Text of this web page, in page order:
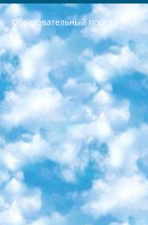
Образовательный портал
РЕСПУБЛИКА УЗБЕКИСТАН МИНИСТРЕРСТВО ДОШКОЛЬНОГО И ШКОЛЬНОГО ОБРАЗОВАНИЯ КОМАНДА в общеобразовательных учреждениях в 2023-2024 учебном году организация и проведение итоговой государственной аттестации обучающихся о Министра дошкольного и школьного образования Республики Узбекистан от 4 марта 2008 года (постановлением Минюста от 20 марта 2008 года № 1778 государственной регистрации) «Итоговое состояние учащихся общего среднего образования на основании положения об утверждении положения об аттестации общего среднего образования выпускной экзамен студентов в образовательных учреждениях в 2023-2024 учебном году В целях организации и прохождения аттестации приказываю: 1. Следующее: перечень предметов, по которым будет проводиться итоговая государственная аттестация и экзамен формы перевода согласно приложению 1; сертификаты международного образца, оценивающие уровень владения иностранными языками перечень согласно приложению 2; 2. Педагогический при специализированных образовательных учреждениях. научно-практический центр квалификации и международной оценки (Д.Давидова) 2024 г. До 25 марта: задания по предметам, по которым будет проводиться итоговая аттестация разработка и утверждение технических условий; итоговая аттестация на основании разработанного предметного задания разработка вопросов по предметам (устно и письменно), экзамен передача; общеобразовательные средние школы и специальные учебные заведения учащиеся выпускных классов школ и интернатов в агентской системе подготовка базы данных экзаменационных материалов и критериев оценки; перевод базы экзаменационных материалов на все языки обучения подать в Республиканский образовательный центр для изготовления; варианты экзаменов на основе разработанных контрольных материалов пусть будут поставлены задачи формирования. 3. Республиканский образовательный центр (Ш.Худайкулов) до 5 апреля 2024 года. до: база данных предоставленных экзаменационных материалов на все языки обучения перевод и экспертиза; для слепых, слабовидящих, глухих, слабослышащих и умственно отсталых детей учащиеся выпускных классов специализированных школ и школ-интернатов база данных экзаменационных материалов на всех преподаваемых языках подготовка критериев оценки; специализированные школы для умственно отсталых детей и технологии для учащихся выпускных классов школ-интернатов разработка соответствующих рекомендаций и критериев проведения ЕГЭ по естествознанию давать задания. 4. Педагогический при специализированных образовательных учреждениях. Научно-практический центр навыков и международной оценки (Д.Давидова), Республика образовательный центр (Худайкулов Ш.) итоговый государственный аттестационный экзамен ориентирован на творческое и логическое мышление при подготовке базы материалов учитывать введение заданий. 5. Следует отметить, что: сертификат государственного образца о знании общеобразовательного предмета и как минимум национальный уровень B1 по предметам на иностранных языках, указанным в Приложении 2. или международно признанный сертификат эквивалентного уровня студенты, изучающие определенный предмет, освобождаются от экзамена; по соответствующим предметам запланирована итоговая государственная аттестация за день до дня, путем жеребьевки Рабочей группой (в письменной форме по предметам, проводимым в форме) из числа сформированных вариантов выбрано 2 варианта; 2 выбранных варианта экзамена анонсированы на официальном сайте министерства и все выпускники по всей стране на основе этих вариантов проводит итоговую государственную аттестацию. 6. Государственное образование учащихся средних общеобразовательных учреждений. знания в соответствии с квалификационными требованиями, которые необходимо приобрести на основании стандартов итоговый (выпускной) контроль для 9 и 11 классов в целях тестирования Экзамены (далее – экзамены) состоят из предметов, перечисленных в приложении 1. будет сделано. 7. Экзамены пройдут с 26 мая по 15 июня 2024 г. (кроме науки физического воспитания). 8. Физическая для учащихся 9 классов общесредних образовательных учреждений. Экзамены по предмету «Образование, квалификация медицина» 1-6 мая 2024 года. сотрудники перевести под присмотр (с отклонениями в физическом или умственном развитии) специализированная школа для детей, школы-интернаты и со сколиозом школы-интернаты санаторного типа для больных детей исключены). 9. Он был слепым, слабовидящим и имел нарушения опорно-двигательного аппарата. экзамены в специализированных школах и интернатах для детей должны проводиться исходя из требований, предъявляемых к общеобразовательным учреждениям (физкультура кроме науки). 10. Специализированная школа для глухих и слабослышащих детей. и экзамены в интернатах и быть реализован в виде письменного теста по математике. 11. Специальность для умственно отсталых детей. Для 9 класса Родной язык и литературное письмо Государственный язык (язык обучения – узбекский). для неклассов) написано Математическое письмо Письменная/устная история Узбекистана Физическое воспитание практично Итоговый контроль Для 11 класса Написание родного языка и литературы (эссе) Математическое письмо Узбекский язык (обучение на узбекском языке) не посещающее общее среднее образование для учреждений)/Образовательное учреждение выбор письменный и устный Иностранный язык письменный/устный Письменная/устная история Узбекистана *По выбору студента:  Химия  Физика  Основы государственного права  География 10 бесплатных образовательных ресурсов - Мы составили подборку онлайн-проектов с интерактивными упражнениями, видеолекциями и статьями. Они помогут вам обрести новые и освежить старые знания бесплатно. 1. «ИНТУИТ» Старейшая образовательная площадка Рунета. Здесь вы найдёте сотни текстовых и видеокурсов на десятки различных тем — от программирования до психологии. Многие курсы подготовлены российскими университетами и крупными международными компаниями вроде Intel и Microsoft. Самостоятельное обучение бесплатное, но желающие могут оплатить услуги персональных наставников. 2. «Смартия» знакомит с актуальными профессиями и подсказывает, как им обучаться. Выбрав заинтересовавшую вас специальность — SMM-специалист, фотограф, веб-дизайнер или другую, — увидите список необходимых для неё умений. Чтобы вы могли освоить их самостоятельно, для каждого умения площадка отображает подборку ссылок на учебные материалы. Хотя «Смартия» ориентируется на русскоязычную аудиторию, часть контента всё же доступна только на английском. 3. «Лекторий Физтеха» Проект Московского физико-технического института (Физтеха). С его помощью вы можете смотреть онлайн серии лекций, записанные на видео в этом вузе. В числе доступных предметов — физика, биология, химия, информационные технологии и другие. К некоторым лекциям администрация ресурса прилагает готовые конспекты, которые можно скачивать в PDF-